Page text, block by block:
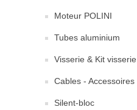
Moteur POLINI
Tubes aluminium
Visserie & Kit visserie
Cables - Accessoires
Silent-bloc